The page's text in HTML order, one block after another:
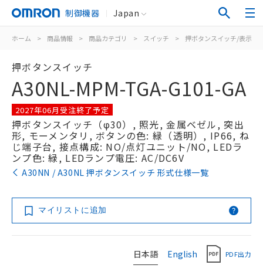
制御機器 Japan
ホーム > 商品情報 > 商品カテゴリ > スイッチ > 押ボタンスイッチ/表示灯
押ボタンスイッチ
A30NL-MPM-TGA-G101-GA
2027年06月受注終了予定
押ボタンスイッチ（φ30）, 照光, 金属ベゼル, 突出
形, モーメンタリ, ボタンの色: 緑（透明）, IP66, ね
じ端子台, 接点構成: NO/点灯ユニット/NO, LEDラ
ンプ色: 緑, LEDランプ電圧: AC/DC6V
A30NN / A30NL 押ボタンスイッチ 形式仕様一覧
マイリストに追加
日本語 English PDF出力